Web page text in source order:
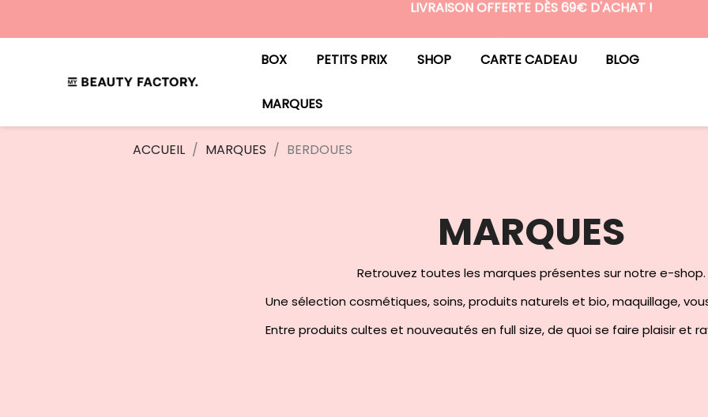
LIVRAISON OFFERTE DÈS 69€ D'ACHAT !
BOX PETITS PRIX SHOP CARTE CADEAU BLOG
MARQUES
ACCUEIL MARQUES BERDOUES
MARQUES
Retrouvez toutes les marques présentes sur notre e-shop.
Une sélection cosmétiques, soins, produits naturels et bio, maquillage,
Entre produits cultes et nouveautés en full size, de quoi se faire plaisir et